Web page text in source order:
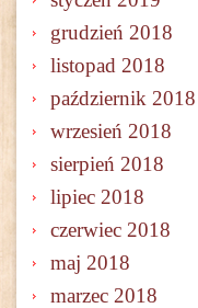
grudzień 2018
listopad 2018
październik 2018
wrzesień 2018
sierpień 2018
lipiec 2018
czerwiec 2018
maj 2018
marzec 2018